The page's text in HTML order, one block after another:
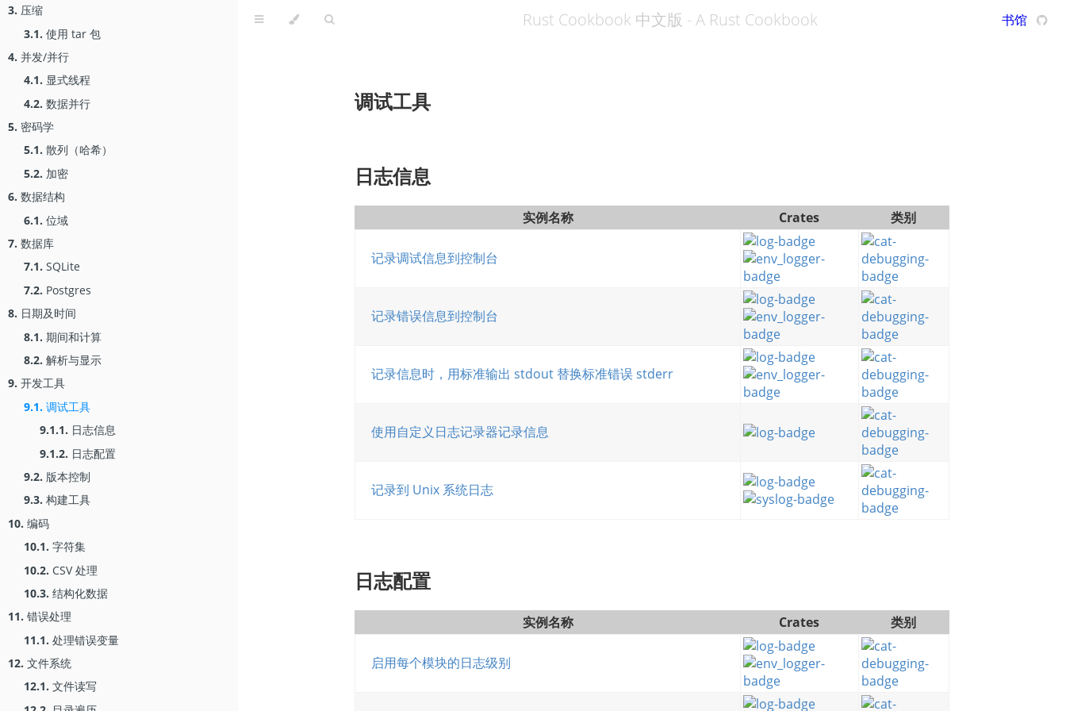
3. 压缩
3.1. 使用 tar 包
4. 并发/并行
4.1. 显式线程
4.2. 数据并行
5. 密码学
5.1. 散列（哈希）
5.2. 加密
6. 数据结构
6.1. 位域
7. 数据库
7.1. SQLite
7.2. Postgres
8. 日期及时间
8.1. 期间和计算
8.2. 解析与显示
9. 开发工具
9.1. 调试工具
9.1.1. 日志信息
9.1.2. 日志配置
9.2. 版本控制
9.3. 构建工具
10. 编码
10.1. 字符集
10.2. CSV 处理
10.3. 结构化数据
11. 错误处理
11.1. 处理错误变量
12. 文件系统
12.1. 文件读写
Rust Cookbook 中文版 - A Rust Cookbook 书馆
调试工具
日志信息
实例名称 Crates 类别
记录调试信息到控制台
记录错误信息到控制台
记录信息时，用标准输出 stdout 替换标准错误 stderr
使用自定义日志记录器记录信息
记录到 Unix 系统日志
日志配置
实例名称 Crates 类别
启用每个模块的日志级别